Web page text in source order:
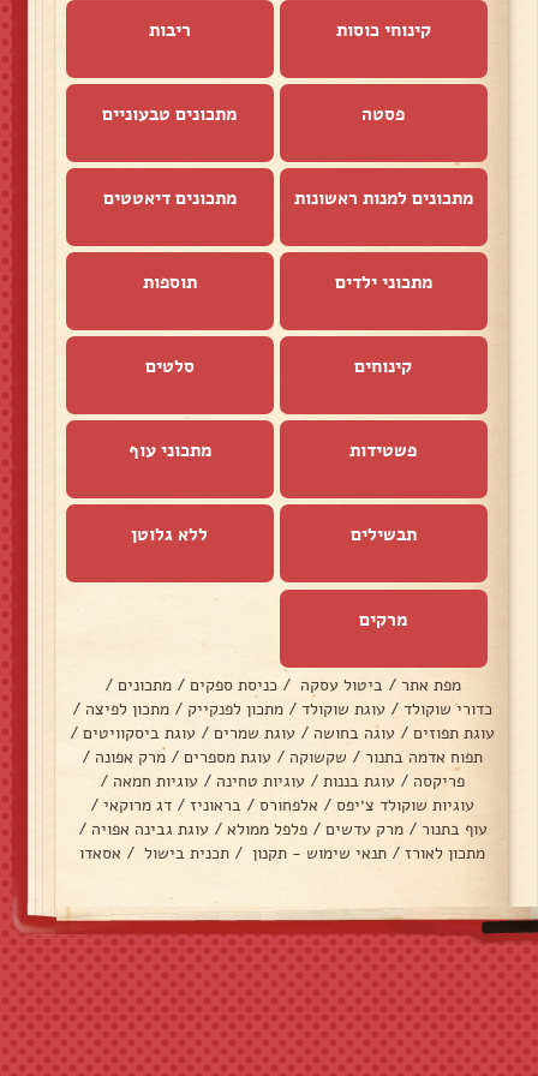
קינוחי כוסות ריבות
פסטה מתכונים טבעוניים
מתכונים למנות ראשונות מתכונים דיאטטים
מתכוני ילדים תוספות
קינוחים סלטים
פשטידות מתכוני עוף
תבשילים ללא גלוטן
מרקים
מפת אתר / ביטול עסקה / כניסת ספקים / מתכונים /
כדורי שוקולד / עוגת שוקולד / מתכון לפנקייק / מתכון לפיצה /
עוגת תפוזים / עוגה בחושה / עוגת שמרים / עוגת ביסקוויטים /
תפוח אדמה בתנור / שקשוקה / עוגת מספרים / מרק אפונה /
פריקסה / עוגת בננות / עוגיות טחינה / עוגיות חמאה /
עוגיות שוקולד צ׳יפס / אלפחורס / בראוניז / דג מרוקאי /
עוף בתנור / מרק עדשים / פלפל ממולא / עוגת גבינה אפויה /
מתכון לאורז / תנאי שימוש - תקנון / תכנית בישול / אסאדו